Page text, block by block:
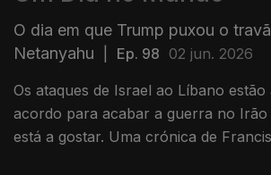
O dia em que Trump puxou o
Netanyahu
Ep. 98 02 jun. 2026
Os ataques de Israel ao Líbano estão
acordo para acabar a guerra no
está a gostar. Uma crónica de